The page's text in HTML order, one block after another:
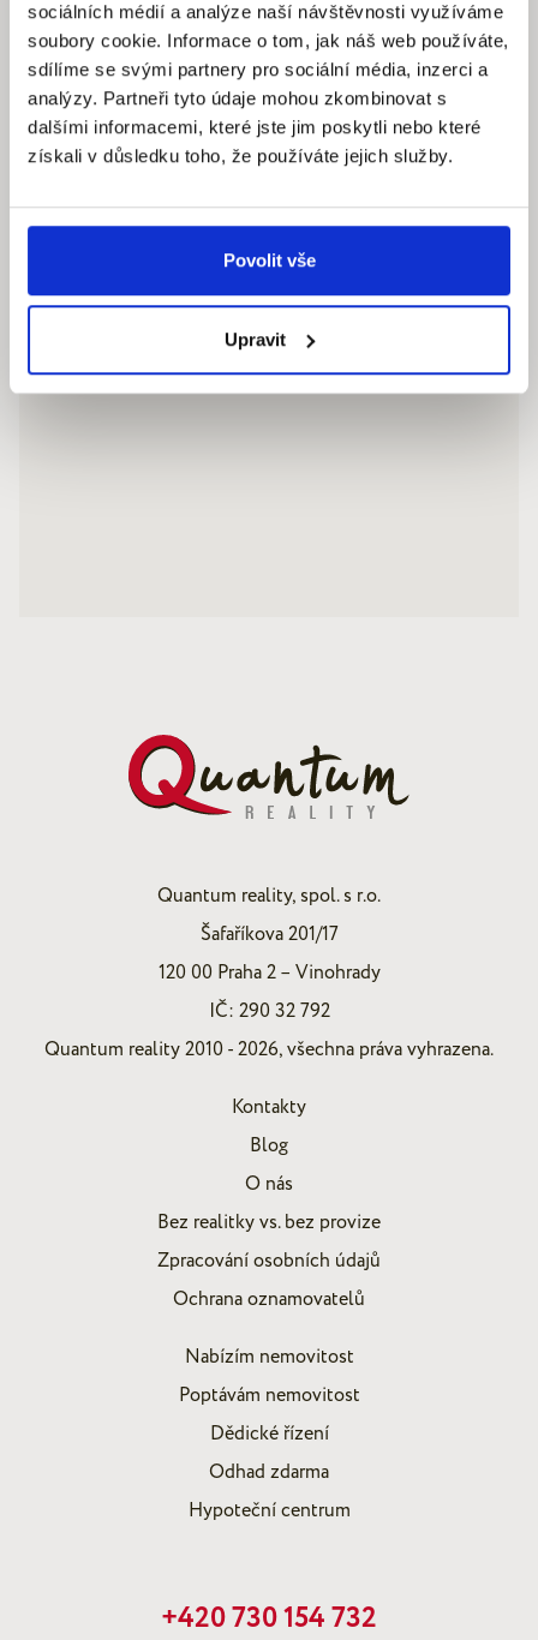
sociálních médií a analýze naší návštěvnosti využíváme
soubory cookie. Informace o tom, jak náš web používáte,
sdílíme se svými partnery pro sociální média, inzerci a
analýzy. Partneři tyto údaje mohou zkombinovat s
dalšími informacemi, které jste jim poskytli nebo které
získali v důsledku toho, že používáte jejich služby.
Povolit vše
Upravit
Pracovní dny: 9.00 – 18.00 hod
info@quantumreality.cz
+420 730 154 732 /+420 273 134 681
Quantum reality, spol. s r.o.
Šafaříkova 201/17
120 00 Praha 2 – Vinohrady
IČ: 290 32 792
Quantum reality 2010 - 2026, všechna práva vyhrazena.
Kontakty
Blog
O nás
Bez realitky vs. bez provize
Zpracování osobních údajů
Ochrana oznamovatelů
Nabízím nemovitost
Poptávám nemovitost
Dědické řízení
Odhad zdarma
Hypoteční centrum
+420 730 154 732